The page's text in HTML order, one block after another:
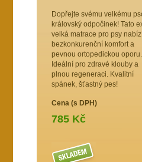
Dopřejte svému velkému
královský odpočinek! Tato
velká matrace pro psy
bezkonkurenční komfort a
pevnou ortopedickou oporu.
Ideální pro zdravé klouby a
plnou regeneraci. Kvalitní
spánek, šťastný pes!
Cena (s DPH)
785 Kč